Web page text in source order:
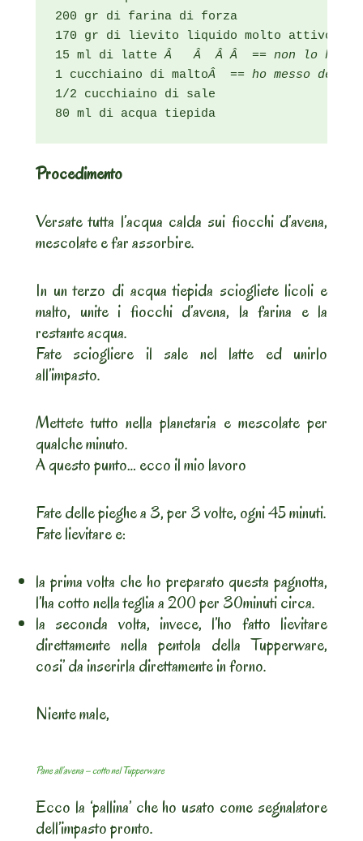
200 gr di farina di forza
170 gr di lievito liquido molto attivoÂ
15 ml di latte
1 cucchiaino di malto
1/2 cucchiaino di sale
80 ml di acqua tiepida
Procedimento
Versate tutta l’acqua calda sui fiocchi d’avena,
mescolate e far assorbire.
In un terzo di acqua tiepida sciogliete licoli e
malto, unite i fiocchi d’avena, la farina e la
restante acqua.
Fate sciogliere il sale nel latte ed unirlo
all’impasto.
Mettete tutto nella planetaria e mescolate per
qualche minuto.
A questo punto… ecco il mio lavoro
Fate delle pieghe a 3, per 3 volte, ogni 45 minuti.
Fate lievitare e:
la prima volta che ho preparato questa pagnotta,
l’ha cotto nella teglia a 200 per 30minuti circa.
la seconda volta, invece, l’ho fatto lievitare
direttamente nella pentola della Tupperware,
cosi’ da inserirla direttamente in forno.
Niente male,
Pane all’avena – cotto nel Tupperware
Ecco la ‘pallina’ che ho usato come segnalatore
dell’impasto pronto.